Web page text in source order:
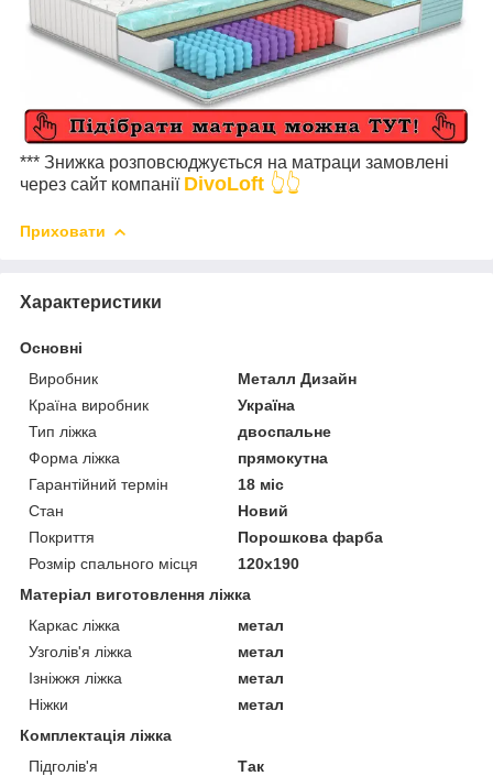
*** Знижка розповсюджується на матраци замовлені
через сайт компанії DivoLoft 👆👆
Приховати
Характеристики
Основні
Виробник
Металл Дизайн
Країна виробник
Україна
Тип ліжка
двоспальне
Форма ліжка
прямокутна
Гарантійний термін
18 міс
Стан
Новий
Покриття
Порошкова фарба
Розмір спального місця
120х190
Матеріал виготовлення ліжка
Каркас ліжка
метал
Узголів'я ліжка
метал
Ізніжжя ліжка
метал
Ніжки
метал
Комплектація ліжка
Підголів'я
Так